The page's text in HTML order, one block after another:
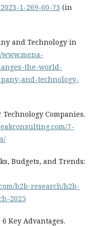
1-269-60-73 (in
and Technology in
the-world-
and-technology-
Companies.
7-
Budgets, and Trends:
b2b-research/b2b-
2025
Key Advantages.